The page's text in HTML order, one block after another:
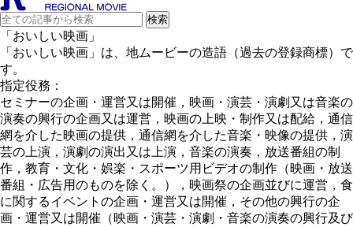
「おいしい映画」
「おいしい映画」は、地ムービーの造語（過去の登録商標）で
す。
指定役務：
セミナーの企画・運営又は開催，映画・演芸・演劇又は音楽の
演奏の興行の企画又は運営，映画の上映・制作又は配給，通信
網を介した映画の提供，通信網を介した音楽・映像の提供，演
芸の上演，演劇の演出又は上演，音楽の演奏，放送番組の制
作，教育・文化・娯楽・スポーツ用ビデオの制作（映画・放送
番組・広告用のものを除く。），映画祭の企画並びに運営，食
に関するイベントの企画・運営又は開催，その他の興行の企
画・運営又は開催（映画・演芸・演劇・音楽の演奏の興行及び